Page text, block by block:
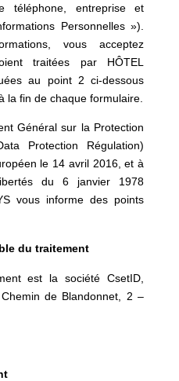
téléphone, entreprise et
Personnelles »).
vous acceptez
traitées par HÔTEL
au point 2 ci-dessous
la fin de chaque formulaire.
Général sur la Protection
Protection Régulation)
le 14 avril 2016, et à
du 6 janvier 1978
vous informe des points
du traitement
est la société CsetID,
de Blandonnet, 2 –